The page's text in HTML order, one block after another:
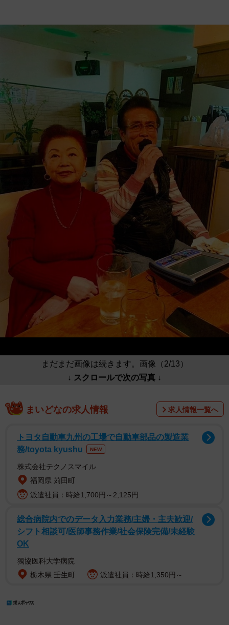
まだまだ画像は続きます。画像（2/13）
↓ スクロールで次の写真 ↓
まいどなの求人情報 求人情報一覧へ
トヨタ自動車九州の工場で自動車部品の製造業
務/toyota kyushu
NEW
株式会社テクノスマイル
福岡県 苅田町
派遣社員：時給1,700円～2,125円
総合病院内でのデータ入力業務/主婦・主夫歓迎/
シフト相談可/医師事務作業/社会保険完備/未経験
OK
獨協医科大学病院
栃木県 壬生町
派遣社員：時給1,350円～